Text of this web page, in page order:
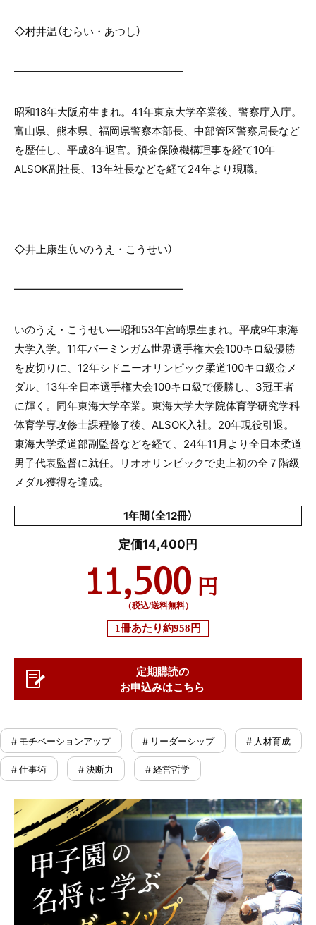
◇村井温（むらい・あつし）
━━━━━━━━━━━━━━━━
昭和18年大阪府生まれ。41年東京大学卒業後、警察庁入庁。
富山県、熊本県、福岡県警察本部長、中部管区警察局長など
を歴任し、平成8年退官。預金保険機構理事を経て10年
ALSOK副社長、13年社長などを経て24年より現職。
◇井上康生（いのうえ・こうせい）
━━━━━━━━━━━━━━━━
いのうえ・こうせい―昭和53年宮崎県生まれ。平成9年東海
大学入学。11年バーミンガム世界選手権大会100キロ級優勝
を皮切りに、12年シドニーオリンピック柔道100キロ級金メ
ダル、13年全日本選手権大会100キロ級で優勝し、3冠王者
に輝く。同年東海大学卒業。東海大学大学院体育学研究学科
体育学専攻修士課程修了後、ALSOK入社。20年現役引退。
東海大学柔道部副監督などを経て、24年11月より全日本柔道
男子代表監督に就任。リオオリンピックで史上初の全７階級
メダル獲得を達成。
1年間（全12冊）
定価14,400円
11,500 円
（税込/送料無料）
1冊あたり約958円
定期購読の
お申込みはこちら
# モチベーションアップ # リーダーシップ # 人材育成
# 仕事術 # 決断力 # 経営哲学